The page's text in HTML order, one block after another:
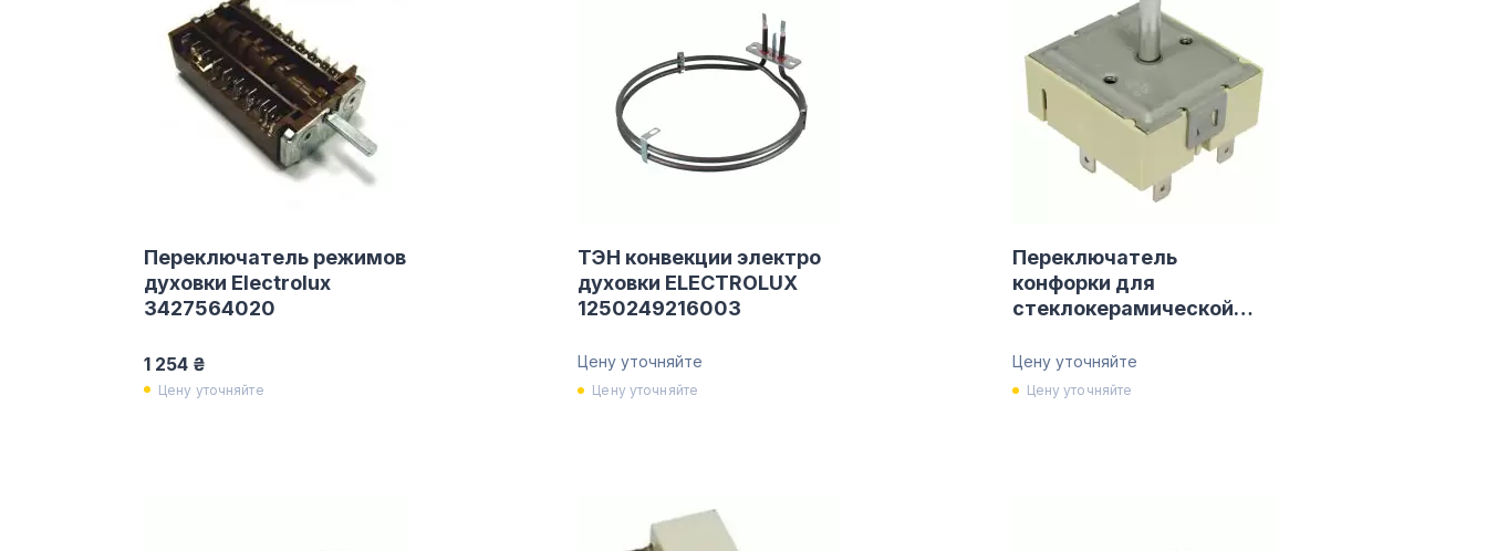
М. ХАРЬКОВСКАЯ - ВТ-СБ,
С 10-00 ДО 18-00
(067) 385 27 70
(063) 527 27 00
(044) 332 76 42
КАРТА
Переключатель режимов
духовки Electrolux
3427564020
1 254 ₴
Цену уточняйте
ТЭН конвекции электро
духовки ELECTROLUX
1250249216003
Цену уточняйте
Цену уточняйте
Переключатель
конфорки для
стеклокерамической
481927328279
Цену уточняйте
Цену уточняйте